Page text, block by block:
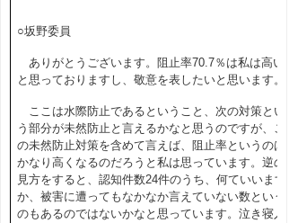
○坂野委員
ありがとうございます。阻止率70.7％は私は高い
と思っておりますし、敬意を表したいと思います。
ここは水際防止であるということ、次の対策とい
う部分が未然防止と言えるかなと思うのですが、こ
の未然防止対策を含めて言えば、阻止率というのは
かなり高くなるのだろうと私は思っています。逆の
見方をすると、認知件数24件のうち、何ていいます
か、被害に遭ってもなかなか言えていない数という
のもあるのではないかなと思っています。泣き寝入